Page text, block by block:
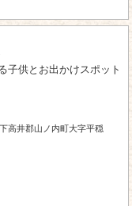
子供とお出かけスポット
高井郡山ノ内町大字平穏